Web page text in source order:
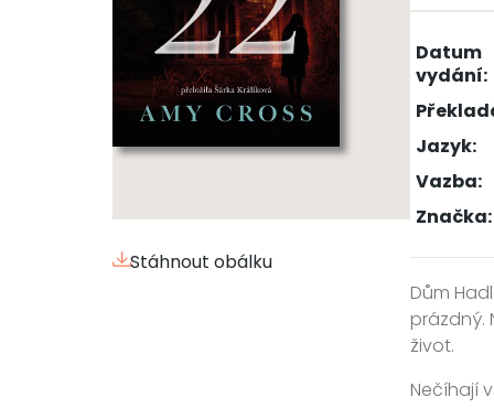
Stáhnout obálku
Datum
vydání:
Jazyk:
Vazba:
Značka:
Dům
prázdný.
život.
Nečíhají